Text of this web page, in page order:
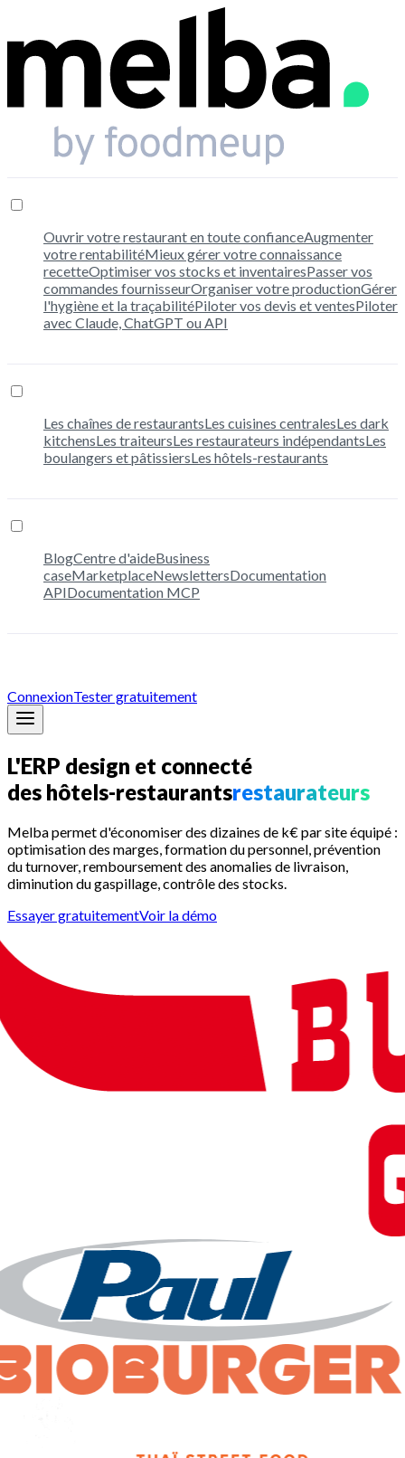
Ouvrir votre restaurant en toute confianceAugmenter
votre rentabilitéMieux gérer votre connaissance
recetteOptimiser vos stocks et inventairesPasser vos
commandes fournisseurOrganiser votre productionGérer
l'hygiène et la traçabilitéPiloter vos devis et ventesPiloter
avec Claude, ChatGPT ou API
Les chaînes de restaurantsLes cuisines centralesLes dark
kitchensLes traiteursLes restaurateurs indépendantsLes
boulangers et pâtissiersLes hôtels-restaurants
BlogCentre d'aideBusiness
caseMarketplaceNewslettersDocumentation
APIDocumentation MCP
ConnexionTester gratuitement
L'ERP design et connecté
des hôtels-restaurantsrestaurateurs
Melba permet d'économiser des dizaines de k€ par site équipé :
optimisation des marges, formation du personnel, prévention
du turnover, remboursement des anomalies de livraison,
diminution du gaspillage, contrôle des stocks.
Essayer gratuitementVoir la démo